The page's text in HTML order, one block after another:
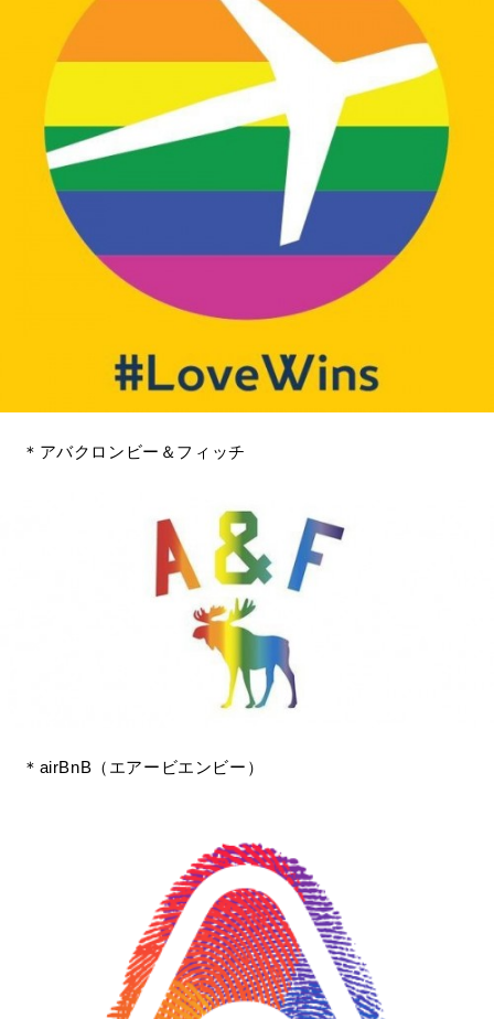
＊アバクロンビー＆フィッチ
＊airBnB（エアービエンビー）